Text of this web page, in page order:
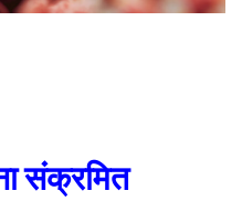
संक्रमित